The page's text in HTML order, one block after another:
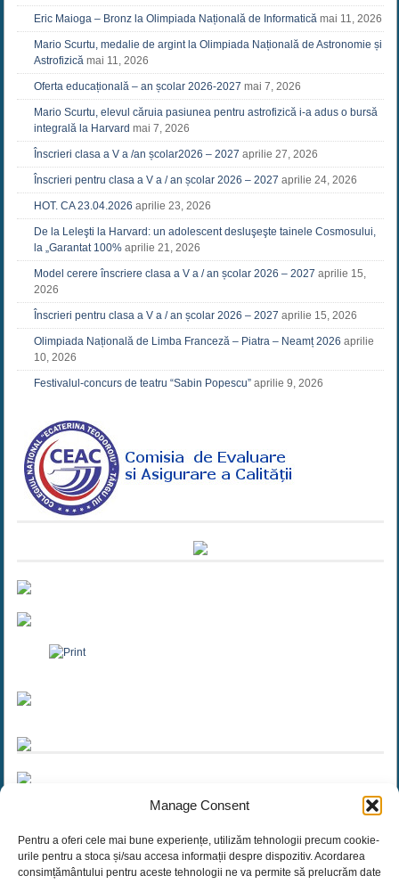
Manage Consent
Pentru a oferi cele mai bune experiențe, utilizăm tehnologii precum cookie-
urile pentru a stoca și/sau accesa informații despre dispozitiv. Acordarea
consimțământului pentru aceste tehnologii ne va permite să prelucrăm date
Eric Maioga – Bronz la Olimpiada Națională de Informatică mai 11, 2026
Mario Scurtu, medalie de argint la Olimpiada Națională de Astronomie și
Astrofizică mai 11, 2026
Oferta educațională – an școlar 2026-2027 mai 7, 2026
Mario Scurtu, elevul căruia pasiunea pentru astrofizică i-a adus o bursă
integrală la Harvard mai 7, 2026
Înscrieri clasa a V a /an școlar2026 – 2027 aprilie 27, 2026
Înscrieri pentru clasa a V a / an școlar 2026 – 2027 aprilie 24, 2026
HOT. CA 23.04.2026 aprilie 23, 2026
De la Leleşti la Harvard: un adolescent desluşeşte tainele Cosmosului,
la „Garantat 100% aprilie 21, 2026
Model cerere înscriere clasa a V a / an școlar 2026 – 2027 aprilie 15,
2026
Înscrieri pentru clasa a V a / an școlar 2026 – 2027 aprilie 15, 2026
Olimpiada Națională de Limba Franceză – Piatra – Neamț 2026 aprilie
10, 2026
Festivalul-concurs de teatru “Sabin Popescu” aprilie 9, 2026
Cautare